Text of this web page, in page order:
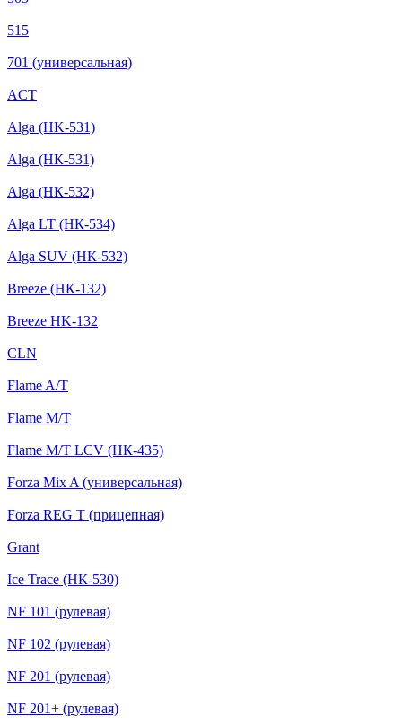
515
701 (универсальная)
ACT
Alga (HK-531)
Alga (НК-531)
Alga (НК-532)
Alga LT (НК-534)
Alga SUV (НК-532)
Breeze (НК-132)
Breeze HK-132
CLN
Flame A/T
Flame M/T
Flame M/T LCV (НК-435)
Forza Mix A (универсальная)
Forza REG T (прицепная)
Grant
Ice Trace (НК-530)
NF 101 (рулевая)
NF 102 (рулевая)
NF 201 (рулевая)
NF 201+ (рулевая)